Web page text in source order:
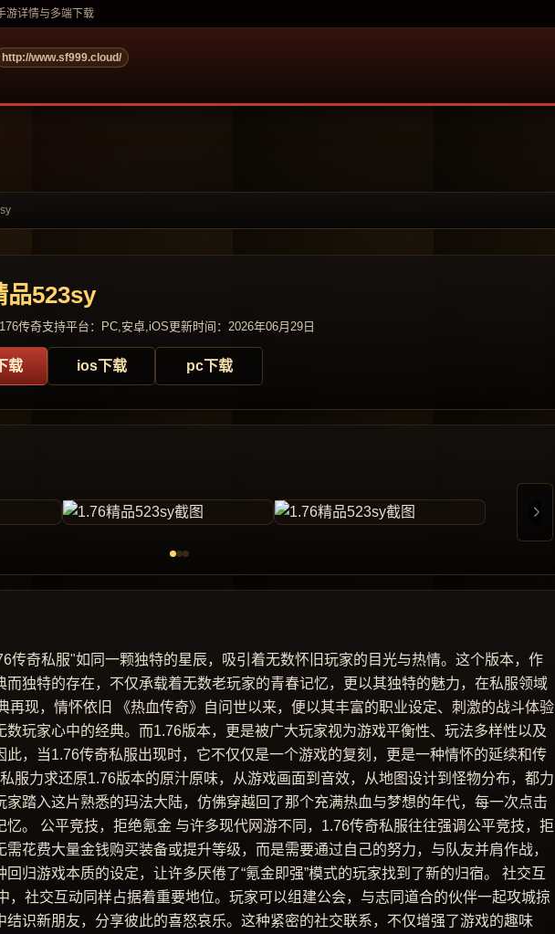
游详情与多端下载
http://www.sf999.cloud/
品523sy
传奇支持平台：PC,安卓,iOS更新时间：2026年06月29日
载 ios下载 pc下载
传奇私服"如同一颗独特的星辰，吸引着无数怀旧玩家的目光与热情。这个版本，作
而独特的存在，不仅承载着无数老玩家的青春记忆，更以其独特的魅力，在私服领域
再现，情怀依旧 《热血传奇》自问世以来，便以其丰富的职业设定、刺激的战斗体验
数玩家心中的经典。而1.76版本，更是被广大玩家视为游戏平衡性、玩法多样性以及
，当1.76传奇私服出现时，它不仅仅是一个游戏的复刻，更是一种情怀的延续和传
服力求还原1.76版本的原汁原味，从游戏画面到音效，从地图设计到怪物分布，都力
家踏入这片熟悉的玛法大陆，仿佛穿越回了那个充满热血与梦想的年代，每一次点击
忆。 公平竞技，拒绝氪金 与许多现代网游不同，1.76传奇私服往往强调公平竞技，拒
花费大量金钱购买装备或提升等级，而是需要通过自己的努力，与队友并肩作战，
归游戏本质的设定，让许多厌倦了“氪金即强”模式的玩家找到了新的归宿。 社交互
，社交互动同样占据着重要地位。玩家可以组建公会，与志同道合的伙伴一起攻城掠
结识新朋友，分享彼此的喜怒哀乐。这种紧密的社交联系，不仅增强了游戏的趣味